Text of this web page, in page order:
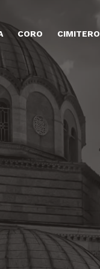
CORO CIMITERO